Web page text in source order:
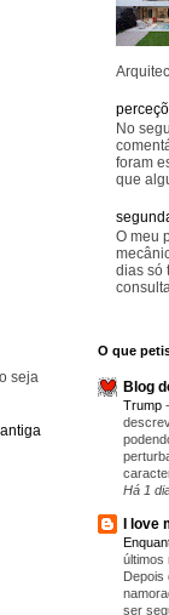
seja
No
foram
que
O meu
dias só
O que
Blog
Trump -
Há 1
I love
últimos
Depois
ser